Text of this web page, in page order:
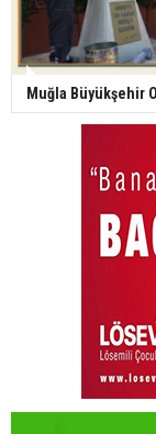
Muğla Büyükşehir